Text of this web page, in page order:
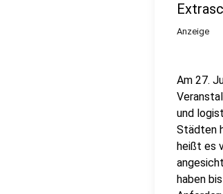
Anzeige
Am 27.
und
Städten
heißt es
haben